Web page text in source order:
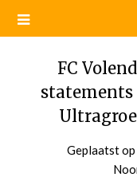
FC
statements
Geplaatst op